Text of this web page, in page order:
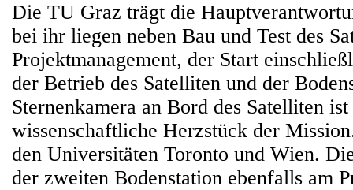
Die TU Graz trägt die
bei ihr liegen neben Bau und Test des
Projektmanagement, der Start
der Betrieb des Satelliten und der
Sternenkamera an Bord des Satelliten ist
wissenschaftliche Herzstück der
den Universitäten Toronto und Wien.
der zweiten Bodenstation ebenfalls am